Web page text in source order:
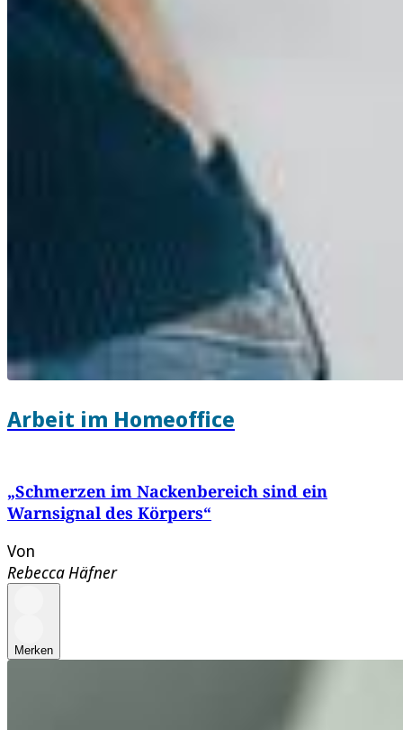
Arbeit im Homeoffice
„Schmerzen im Nackenbereich sind ein
Warnsignal des Körpers“
Von
Rebecca Häfner
Merken